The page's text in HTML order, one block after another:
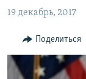
главной
навигации
Вернутся
поиску
НАСТОЯЩЕЕ
МИГРАНТ
19 декабрь, 2017
Поделиться